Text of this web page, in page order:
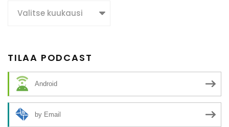
Juttuarkisto
TILAA PODCAST
Android
by Email